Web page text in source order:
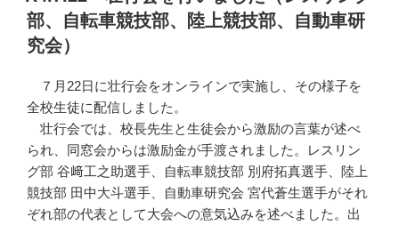
日:
部、自転車競技部、陸上競技部、自動車研
究会）
７月22日に壮行会をオンラインで実施し、その様子を
全校生徒に配信しました。
壮行会では、校長先生と生徒会から激励の言葉が述べ
られ、同窓会からは激励金が手渡されました。レスリン
グ部 谷﨑工之助選手、自転車競技部 別府拓真選手、陸上
競技部 田中大斗選手、自動車研究会 宮代蒼生選手がそれ
ぞれ部の代表として大会への意気込みを述べました。出